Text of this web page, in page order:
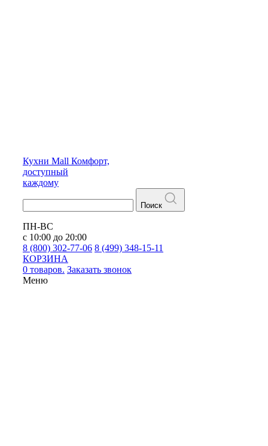
Кухни Mall Комфорт,
доступный
каждому
Поиск
ПН-ВС
с 10:00 до 20:00
8 (800) 302-77-06 8 (499) 348-15-11
КОРЗИНА
0 товаров. Заказать звонок
Меню